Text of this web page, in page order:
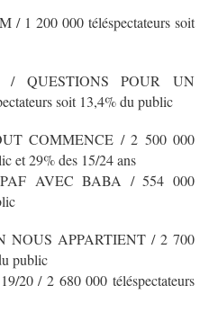
/ 1 200 000 téléspectateurs soit
/ QUESTIONS POUR UN
soit 13,4% du public
COMMENCE / 2 500 000
et 29% des 15/24 ans
AVEC BABA / 554 000
NOUS APPARTIENT / 2 700
public
20 / 2 680 000 téléspectateurs